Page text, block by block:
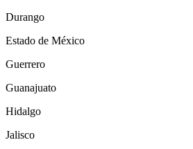
Durango
Estado de México
Guerrero
Guanajuato
Hidalgo
Jalisco